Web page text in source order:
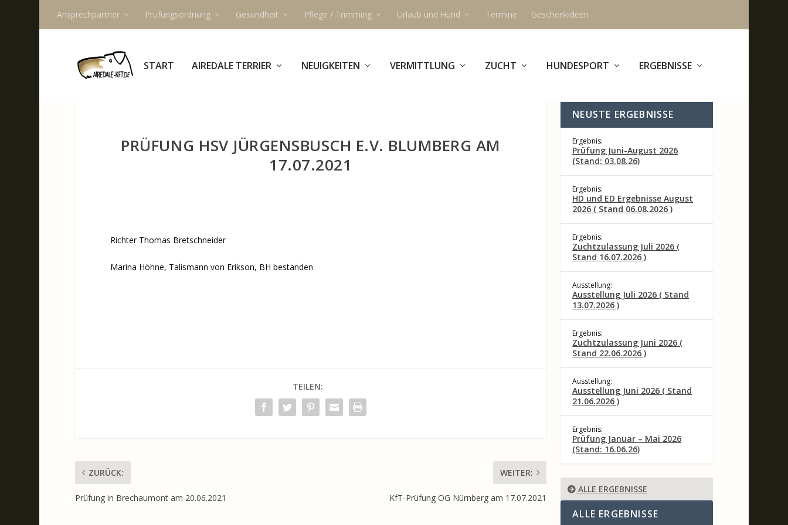
Ansprechpartner Prüfungsordnung Gesundheit Pflege / Trimming Urlaub und Hund Termine Geschenkideen
START AIREDALE TERRIER NEUIGKEITEN VERMITTLUNG ZUCHT HUNDESPORT ERGEBNISSE
PRÜFUNG HSV JÜRGENSBUSCH E.V. BLUMBERG AM
17.07.2021
Richter Thomas Bretschneider
Marina Höhne, Talismann von Erikson, BH bestanden
TEILEN:
ZURÜCK:
Prüfung in Brechaumont am 20.06.2021
WEITER:
KfT-Prüfung OG Nürnberg am 17.07.2021
NEUSTE ERGEBNISSE
Ergebnis:
Prüfung Juni-August 2026
(Stand: 03.08.26)
Ergebnis:
HD und ED Ergebnisse August
2026 ( Stand 06.08.2026 )
Ergebnis:
Zuchtzulassung Juli 2026 (
Stand 16.07.2026 )
Ausstellung:
Ausstellung Juli 2026 ( Stand
13.07.2026 )
Ergebnis:
Zuchtzulassung Juni 2026 (
Stand 22.06.2026 )
Ausstellung:
Ausstellung Juni 2026 ( Stand
21.06.2026 )
Ergebnis:
Prüfung Januar – Mai 2026
(Stand: 16.06.26)
ALLE ERGEBNISSE
ALLE ERGEBNISSE